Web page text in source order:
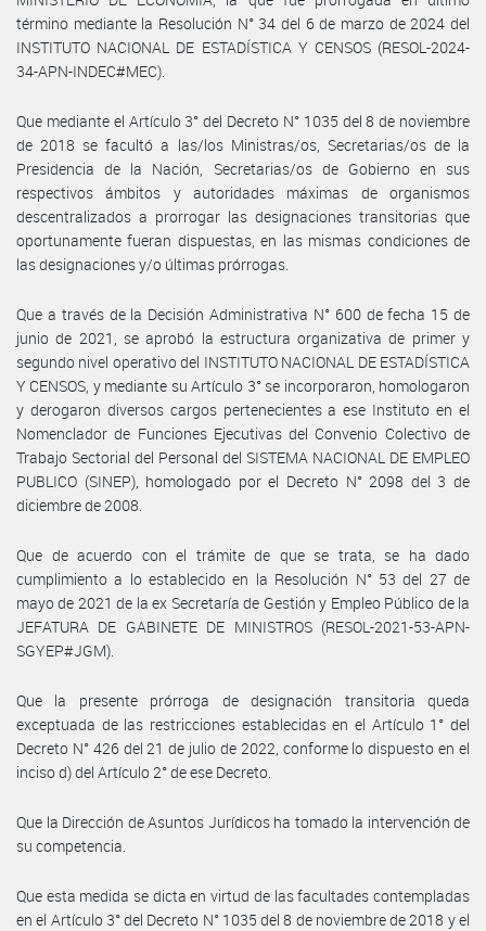
término mediante la Resolución N° 34 del 6 de marzo de 2024 del
INSTITUTO NACIONAL DE ESTADÍSTICA Y CENSOS (RESOL-2024-
34-APN-INDEC#MEC).
Que mediante el Artículo 3° del Decreto N° 1035 del 8 de noviembre
de 2018 se facultó a las/los Ministras/os, Secretarias/os de la
Presidencia de la Nación, Secretarias/os de Gobierno en sus
respectivos ámbitos y autoridades máximas de organismos
descentralizados a prorrogar las designaciones transitorias que
oportunamente fueran dispuestas, en las mismas condiciones de
las designaciones y/o últimas prórrogas.
Que a través de la Decisión Administrativa N° 600 de fecha 15 de
junio de 2021, se aprobó la estructura organizativa de primer y
segundo nivel operativo del INSTITUTO NACIONAL DE ESTADÍSTICA
Y CENSOS, y mediante su Artículo 3° se incorporaron, homologaron
y derogaron diversos cargos pertenecientes a ese Instituto en el
Nomenclador de Funciones Ejecutivas del Convenio Colectivo de
Trabajo Sectorial del Personal del SISTEMA NACIONAL DE EMPLEO
PUBLICO (SINEP), homologado por el Decreto N° 2098 del 3 de
diciembre de 2008.
Que de acuerdo con el trámite de que se trata, se ha dado
cumplimiento a lo establecido en la Resolución N° 53 del 27 de
mayo de 2021 de la ex Secretaría de Gestión y Empleo Público de la
JEFATURA DE GABINETE DE MINISTROS (RESOL-2021-53-APN-
SGYEP#JGM).
Que la presente prórroga de designación transitoria queda
exceptuada de las restricciones establecidas en el Artículo 1° del
Decreto N° 426 del 21 de julio de 2022, conforme lo dispuesto en el
inciso d) del Artículo 2° de ese Decreto.
Que la Dirección de Asuntos Jurídicos ha tomado la intervención de
su competencia.
Que esta medida se dicta en virtud de las facultades contempladas
en el Artículo 3° del Decreto N° 1035 del 8 de noviembre de 2018 y el